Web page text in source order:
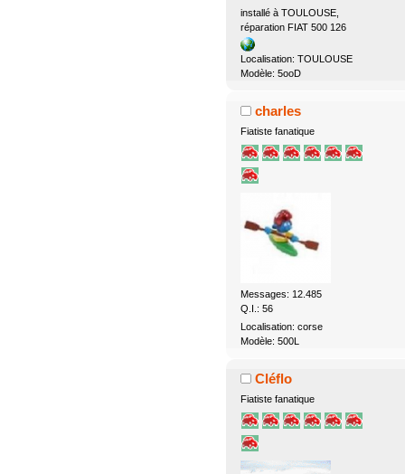
installé à TOULOUSE,
réparation FIAT 500 126
Localisation: TOULOUSE
Modèle: 5ooD
charles
Fiatiste fanatique
Messages: 12.485
Q.I.: 56
Localisation: corse
Modèle: 500L
Cléflo
Fiatiste fanatique